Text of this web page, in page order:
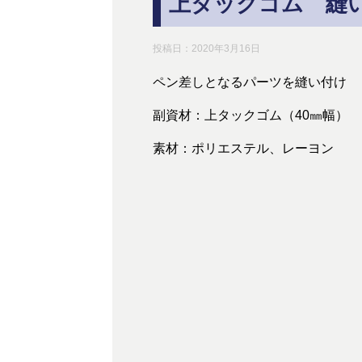
投稿日： 2020年3月16日
ペン差しとなるパーツを縫い付け
副資材：上タックゴム（40㎜幅）
素材：ポリエステル、レーヨン